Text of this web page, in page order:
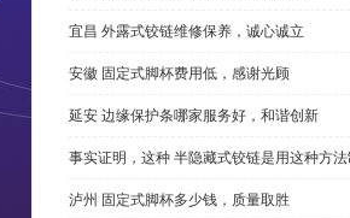
宜昌 外露式铰链维修保养，诚心诚立
安徽 固定式脚杯费用低，感谢光顾
延安 边缘保护条哪家服务好，和谐创新
事实证明，这种 半隐藏式铰链是用这种方
泸州 固定式脚杯多少钱，质量取胜